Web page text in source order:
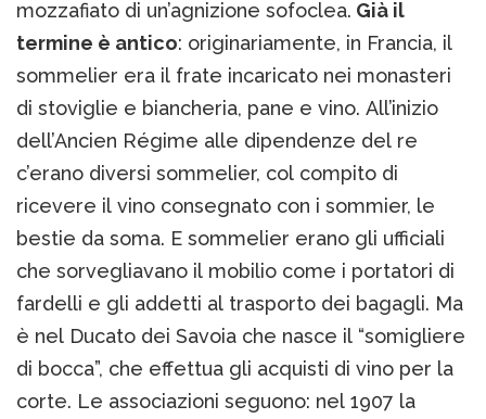
mozzafiato di un’agnizione sofoclea. Già il
termine è antico: originariamente, in Francia, il
sommelier era il frate incaricato nei monasteri
di stoviglie e biancheria, pane e vino. All’inizio
dell’Ancien Régime alle dipendenze del re
c’erano diversi sommelier, col compito di
ricevere il vino consegnato con i sommier, le
bestie da soma. E sommelier erano gli ufficiali
che sorvegliavano il mobilio come i portatori di
fardelli e gli addetti al trasporto dei bagagli. Ma
è nel Ducato dei Savoia che nasce il “somigliere
di bocca”, che effettua gli acquisti di vino per la
corte. Le associazioni seguono: nel 1907 la